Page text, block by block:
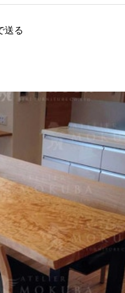
名古屋ギャラリー
天神ギャラリー
公式オンラインストア
WEBカタログ
送る